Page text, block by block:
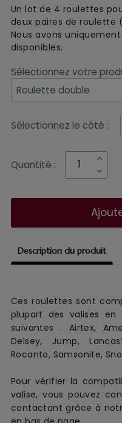
Description du produit
Ces roulettes sont
plupart des valises
suivantes : Airtex,
Delsey, Jump,
Rocanto, Samsonite,
Pour vérifier la
valise, vous pouvez
contactant grâce à
Un lot de 4 roulettes
deux paires de roulette
Nous avons
disponibles.
Sélectionnez votre
Sélectionnez le côté :
Quantité :